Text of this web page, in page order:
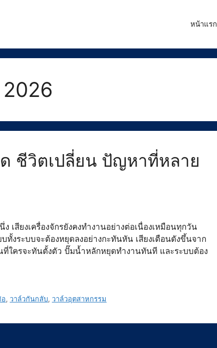
หน้าแรก
ด ชีวิตเปลี่ยน ปัญหาที่หลาย
เสียงเครื่องจักรยังคงทำงานอย่างต่อเนื่องเหมือนทุกวัน
งระบบจะต้องหยุดลงอย่างกะทันหัน เสียงเตือนดังขึ้นจาก
ใครจะทันตั้งตัว ปั๊มน้ำหลักหยุดทำงานทันที และระบบต้อง
, วาล์วกันกลับ, วาล์วอุตสาหกรรม